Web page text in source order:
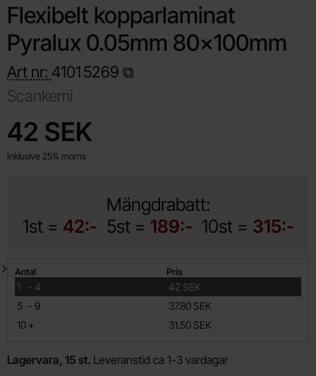
Flexibelt kopparlaminat
Pyralux 0.05mm 80x100mm
Art nr: 41015269
Scankemi
pris
42 SEK
Inklusive 25% moms
Mängdrabatt:
1st = 42:- 5st = 189:- 10st = 315:-
Mängdrabatt
Antal Pris
1 -
till 4
42 SEK
5 -
till 9
37.80 SEK
10 +
till 31.50 SEK
Lagervara, 15 st. Leveranstid ca 1-3 vardagar